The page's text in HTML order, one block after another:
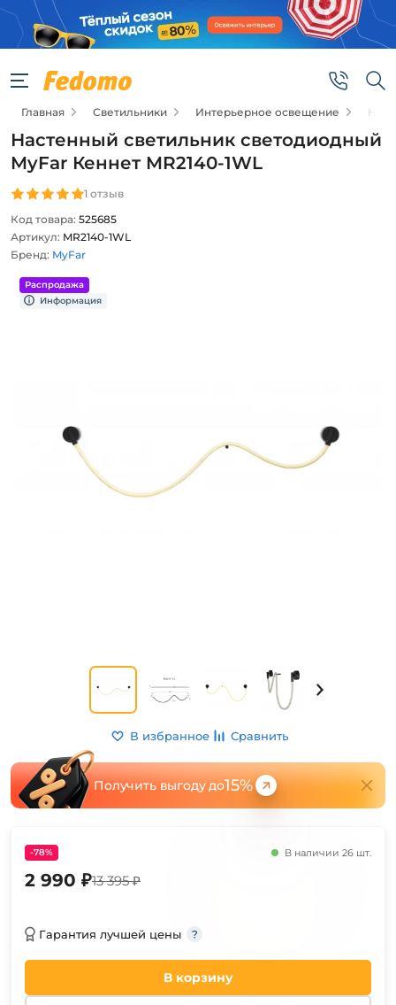
Главная Светильники Интерьерное освещение
Настенный светильник светодиодный
MyFar Кеннет MR2140-1WL
1 отзыв
Код товара: 525685
Артикул: MR2140-1WL
Бренд: MyFar
В избранное Сравнить
Получить выгоду до15%
В наличии 26 шт.
-78%
2 990 ₽13 395 ₽
Гарантия лучшей цены
В корзину